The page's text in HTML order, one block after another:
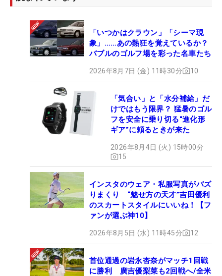
「いつかはクラウン」「シーマ現
象」……あの熱狂を覚えているか？
バブルのゴルフ場を彩った名車たち
2026年8月7日 (金) 11時30分 10
「気合い」と「水分補給」だ
けではもう限界？ 猛暑のゴル
フを安全に乗り切る“進化形
ギア”に頼るときが来た
2026年8月4日 (火) 15時00分
15
インスタのウェア・私服写真がバズ
りまくり “魅せ方の天才”吉田優利
のスカートスタイルにいいね！【フ
ァンが選ぶ神10】
2026年8月5日 (水) 11時45分 12
首位通過の岩永杏奈がマッチ1回戦
に勝利 廣吉優梨菜も2回戦へ/全米